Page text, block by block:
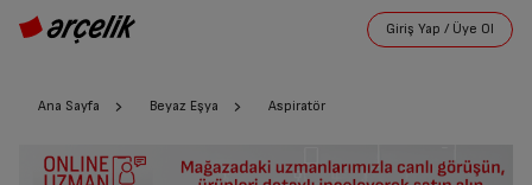
Ana Sayfa Beyaz Eşya Aspiratör